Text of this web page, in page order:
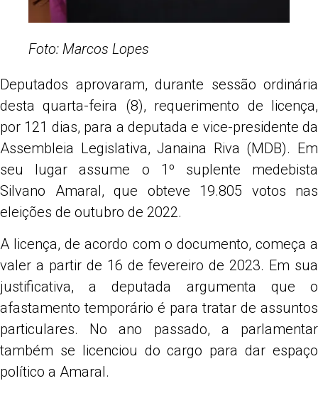
Foto: Marcos Lopes
Deputados aprovaram, durante sessão ordinária
desta quarta-feira (8), requerimento de licença,
por 121 dias, para a deputada e vice-presidente da
Assembleia Legislativa, Janaina Riva (MDB). Em
seu lugar assume o 1º suplente medebista
Silvano Amaral, que obteve 19.805 votos nas
eleições de outubro de 2022.
A licença, de acordo com o documento, começa a
valer a partir de 16 de fevereiro de 2023. Em sua
justificativa, a deputada argumenta que o
afastamento temporário é para tratar de assuntos
particulares. No ano passado, a parlamentar
também se licenciou do cargo para dar espaço
político a Amaral.